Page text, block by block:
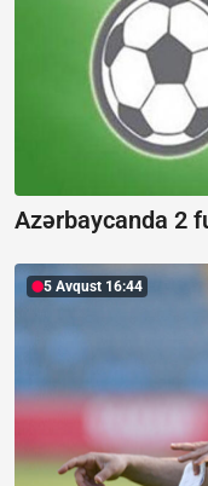
Azərbaycanda 2
5 Avqust 16:44